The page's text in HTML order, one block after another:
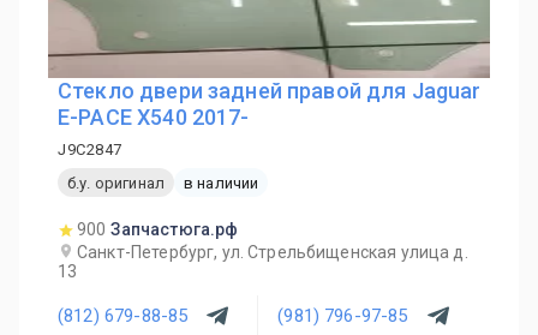
Стекло двери задней правой для Jaguar
E-PACE X540 2017-
J9C2847
б.у. оригинал
в наличии
900 Запчастюга.рф
Санкт-Петербург, ул. Стрельбищенская улица д.
13
(812) 679-88-85 (981) 796-97-85